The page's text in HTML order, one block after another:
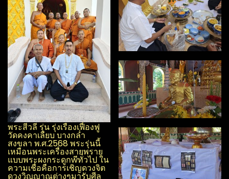
พระสีวลี รุ่น รุ่งเรือง​เฟื่องฟู​
วัด​คงคา​เลียบ​ บางกล่ำ​
สงขลา​ พ.ศ.2568 พระรุ่นนี้
เหมือนพระเครื่องสายพราย
แบบพระผง​กระดูกwีทั่วไป ใน
ความเชื่อคือการเชิญดวงจิต
ดวงวิญญาณ​ต่างๆมารับศีล